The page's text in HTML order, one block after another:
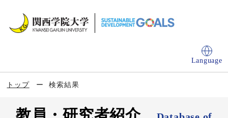
Language
トップ 検索結果